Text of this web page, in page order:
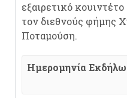
εξαιρετικό
τον διεθνούς φήμης
Ποταμούση.
Ημερομηνία